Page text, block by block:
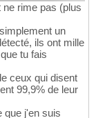
ne rime pas (plus
un
ils ont mille
tu fais
ceux qui disent
99,9% de leur
que j'en suis